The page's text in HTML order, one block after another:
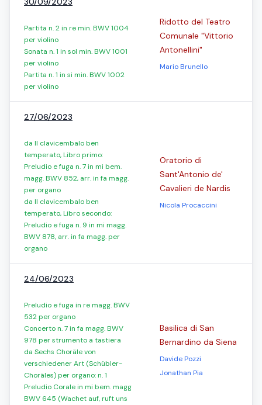
Partita n. 2 in re min. BWV 1004
per violino
Sonata n. 1 in sol min. BWV 1001
per violino
Partita n. 1 in si min. BWV 1002
per violino
Ridotto del Teatro
Comunale "Vittorio
Antonellini"
Mario Brunello
27/06/2023
da Il clavicembalo ben
temperato, Libro primo:
Preludio e fuga n. 7 in mi bem.
magg. BWV 852, arr. in fa magg.
per organo
da Il clavicembalo ben
temperato, Libro secondo:
Preludio e fuga n. 9 in mi magg.
BWV 878, arr. in fa magg. per
organo
Oratorio di
Sant'Antonio de'
Cavalieri de Nardis
Nicola Procaccini
24/06/2023
Preludio e fuga in re magg. BWV
532 per organo
Concerto n. 7 in fa magg. BWV
978 per strumento a tastiera
da Sechs Choräle von
verschiedener Art (Schübler-
Choräles) per organo: n. 1
Preludio Corale in mi bem. magg
BWV 645 (Wachet auf, ruft uns
Basilica di San
Bernardino da Siena
Davide Pozzi
Jonathan Pia